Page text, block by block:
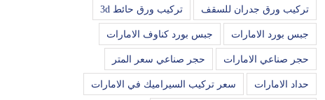
تركيب ورق جدران للسقف تركيب ورق حائط 3d
جبس بورد الامارات جبس بورد كناوف الامارات
حجر صناعي الامارات حجر صناعي سعر المتر
حداد الامارات سعر تركيب السيراميك في الامارات